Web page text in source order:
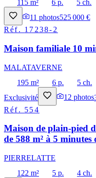
115 m²
6 p. 5 ch.
11 photos525 000 €
Réf. 17238-2
Maison familiale 10
MALATAVERNE
195 m²
6 p. 5 ch.
Exclusivité
12 photos
Réf. 554
Maison de plain-pied
de 588 m² à 5
PIERRELATTE
122 m²
5 p. 4 ch.